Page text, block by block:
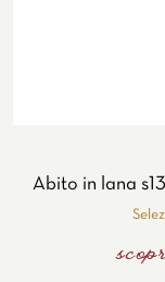
Abito in lana